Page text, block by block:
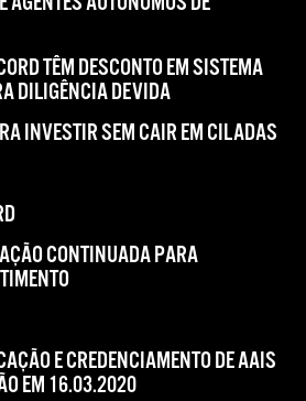
TÊM DESCONTO EM SISTEMA
DILIGÊNCIA DEVIDA
INVESTIR SEM CAIR EM CILADAS
CONTINUADA PARA
E CREDENCIAMENTO DE AAIS
EM 16.03.2020